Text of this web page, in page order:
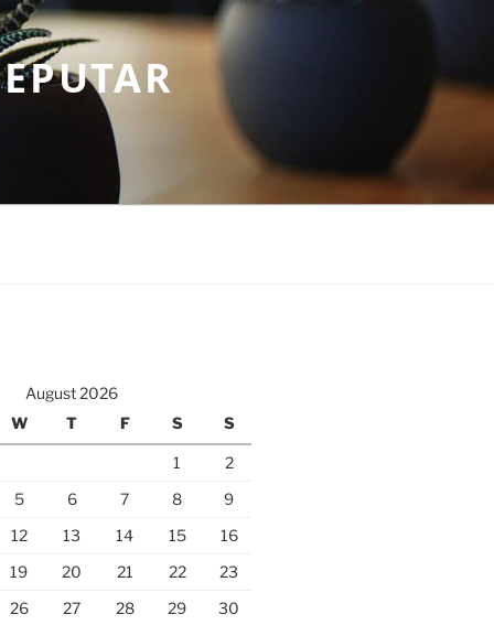
August 2026
W T F S S
1
2
5 6 7 8
9
12 13 14 15
16
19 20 21 22
23
26 27 28 29
30